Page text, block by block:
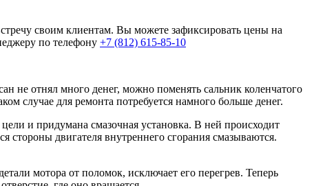
своим клиентам. Вы можете зафиксировать цены на
по телефону +7 (812) 615-85-10
не отнял много денег, можно поменять сальник коленчатого
случае для ремонта потребуется намного больше денег.
и придумана смазочная установка. В ней происходит
стороны двигателя внутреннего сгорания смазываются.
мотора от поломок, исключает его перегрев. Теперь